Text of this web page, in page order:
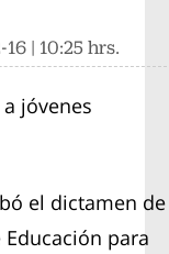
| 10:25 hrs.
jóvenes
el dictamen de
para